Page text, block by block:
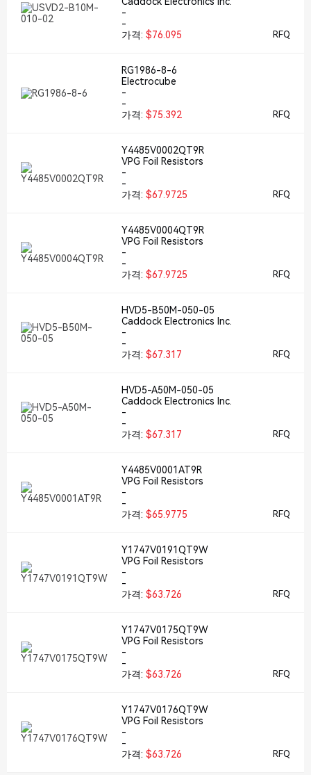
-
-
가격: $76.095 RFQ
RG1986-8-6
Electrocube
-
-
가격: $75.392 RFQ
Y4485V0002QT9R
VPG Foil Resistors
-
-
가격: $67.9725 RFQ
Y4485V0004QT9R
VPG Foil Resistors
-
-
가격: $67.9725 RFQ
HVD5-B50M-050-05
Caddock Electronics Inc.
-
-
가격: $67.317 RFQ
HVD5-A50M-050-05
Caddock Electronics Inc.
-
-
가격: $67.317 RFQ
Y4485V0001AT9R
VPG Foil Resistors
-
-
가격: $65.9775 RFQ
Y1747V0191QT9W
VPG Foil Resistors
-
-
가격: $63.726 RFQ
Y1747V0175QT9W
VPG Foil Resistors
-
-
가격: $63.726 RFQ
Y1747V0176QT9W
VPG Foil Resistors
-
-
가격: $63.726 RFQ